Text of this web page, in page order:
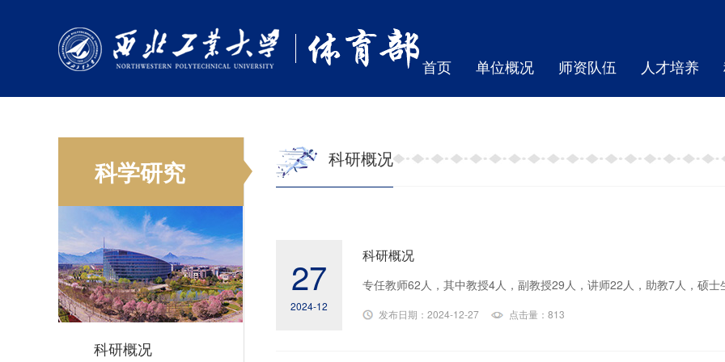
首页 单位概况 师资队伍 人才培养
科学研究
科研概况
科研概况
27
2024-12
科研概况
发布日期：2024-12-27 点击量：813